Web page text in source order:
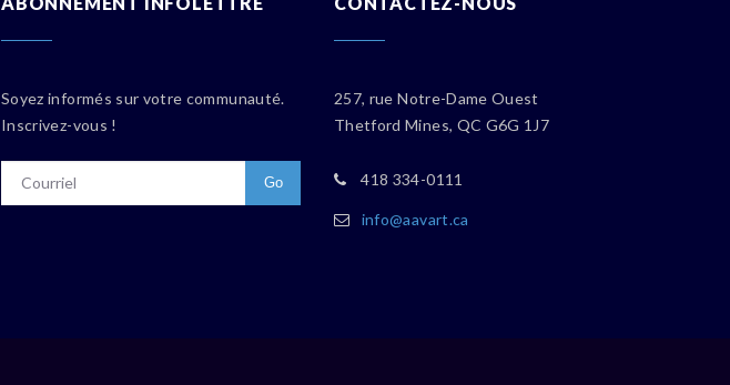
Soyez informés sur votre communauté.
Inscrivez-vous !
257, rue Notre-Dame Ouest
Thetford Mines, QC G6G 1J7
418 334-0111
info@aavart.ca